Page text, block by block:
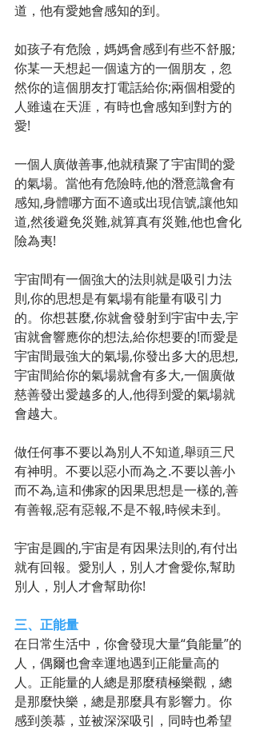
道，他有愛她會感知的到。
如孩子有危險，媽媽會感到有些不舒服;
你某一天想起一個遠方的一個朋友，忽
然你的這個朋友打電話給你;兩個相愛的
人雖遠在天涯，有時也會感知到對方的
愛!
一個人廣做善事,他就積聚了宇宙間的愛
的氣場。當他有危險時,他的潛意識會有
感知,身體哪方面不適或出現信號,讓他知
道,然後避免災難,就算真有災難,他也會化
險為夷!
宇宙間有一個強大的法則就是吸引力法
則,你的思想是有氣場有能量有吸引力
的。你想甚麼,你就會發射到宇宙中去,宇
宙就會響應你的想法,給你想要的!而愛是
宇宙間最強大的氣場,你發出多大的思想,
宇宙間給你的氣場就會有多大,一個廣做
慈善發出愛越多的人,他得到愛的氣場就
會越大。
做任何事不要以為別人不知道,舉頭三尺
有神明。不要以惡小而為之.不要以善小
而不為,這和佛家的因果思想是一樣的,善
有善報,惡有惡報,不是不報,時候未到。
宇宙是圓的,宇宙是有因果法則的,有付出
就有回報。愛別人，別人才會愛你,幫助
別人，別人才會幫助你!
三、正能量
在日常生活中，你會發現大量“負能量”的
人，偶爾也會幸運地遇到正能量高的
人。正能量的人總是那麼積極樂觀，總
是那麼快樂，總是那麼具有影響力。你
感到羡慕，並被深深吸引，同時也希望